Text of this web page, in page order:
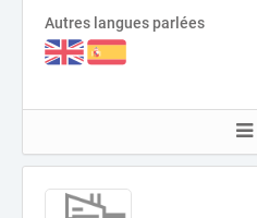
Autres langues parlées